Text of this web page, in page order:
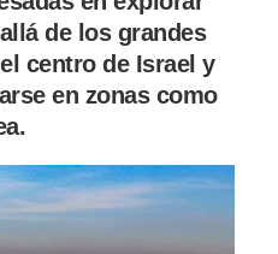
de los grandes
centro de Israel y
en zonas como